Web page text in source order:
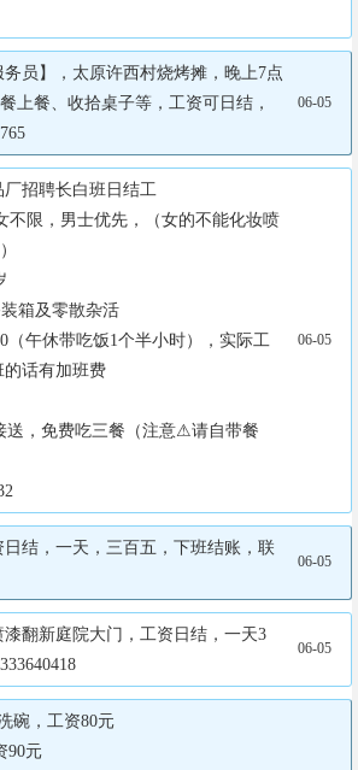
务员】，太原许西村烧烤摊，晚上7点
上餐、收拾桌子等，工资可日结，
06-05
招聘长白班日结工
不限，男士优先，（女的不能化妆喷
箱及零散杂活
（午休带吃饭1个半小时），实际工
的话有加班费
送，免费吃三餐（注意⚠请自带餐
06-05
结，一天，三百五，下班结账，联
06-05
翻新庭院大门，工资日结，一天3
06-05
碗，工资80元
元